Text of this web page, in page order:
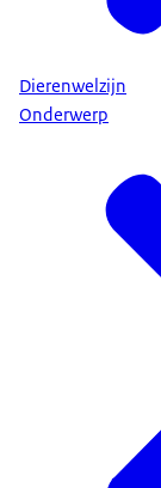
Dierenwelzijn
Onderwerp